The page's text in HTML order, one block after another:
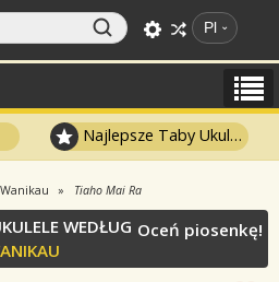
Pl
Najlepsze Taby Ukulele
Tiaho Mai Ra
WEDŁUG Oceń piosenkę!